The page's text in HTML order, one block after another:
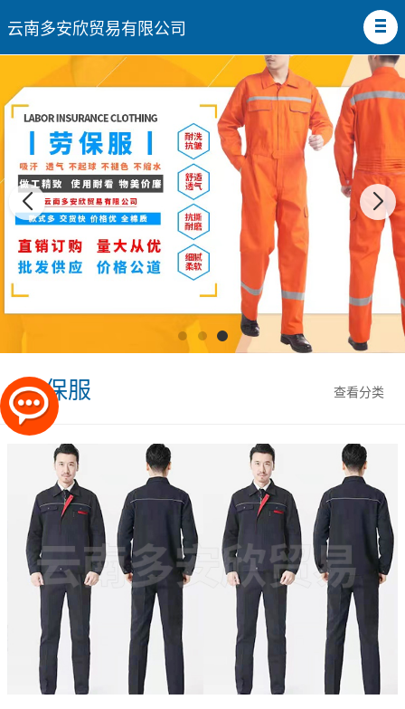
云南多安欣贸易有限公司
查看分类
劳保服